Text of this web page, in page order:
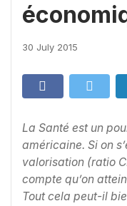
30 July 2015
La Santé est un
américaine. Si on
valorisation (ratio
compte qu’on
Tout cela peut-il